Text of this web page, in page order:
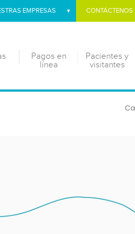
CONTÁCTENOS
EMPRESAS
Pagos en
línea
Pacientes y
visitantes